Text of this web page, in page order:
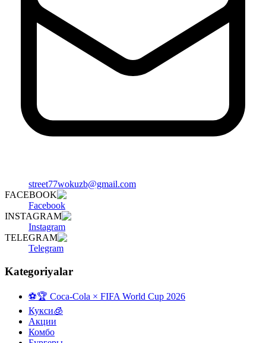
street77wokuzb@gmail.com
FACEBOOK
Facebook
INSTAGRAM
Instagram
TELEGRAM
Telegram
Kategoriyalar
⚽️🏆 Coca-Cola × FIFA World Cup 2026
Кукси🧊
Акции
Комбо